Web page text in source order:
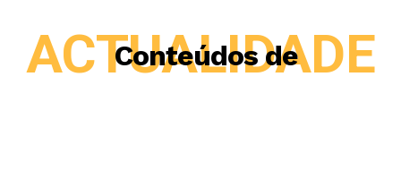
Conteúdos de
ACTUALIDADE